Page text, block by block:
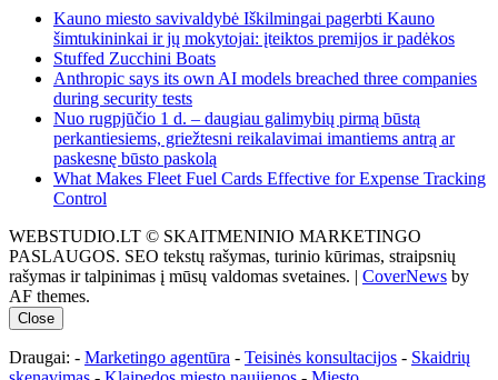
Kauno miesto savivaldybė Iškilmingai pagerbti Kauno
šimtukininkai ir jų mokytojai: įteiktos premijos ir padėkos
Stuffed Zucchini Boats
Anthropic says its own AI models breached three companies
during security tests
Nuo rugpjūčio 1 d. – daugiau galimybių pirmą būstą
perkantiesiems, griežtesni reikalavimai imantiems antrą ar
paskesnę būsto paskolą
What Makes Fleet Fuel Cards Effective for Expense Tracking
Control
WEBSTUDIO.LT © SKAITMENINIO MARKETINGO
PASLAUGOS. SEO tekstų rašymas, turinio kūrimas, straipsnių
rašymas ir talpinimas į mūsų valdomas svetaines. | CoverNews by
AF themes.
Close
Draugai: - Marketingo agentūra - Teisinės konsultacijos - Skaidrių